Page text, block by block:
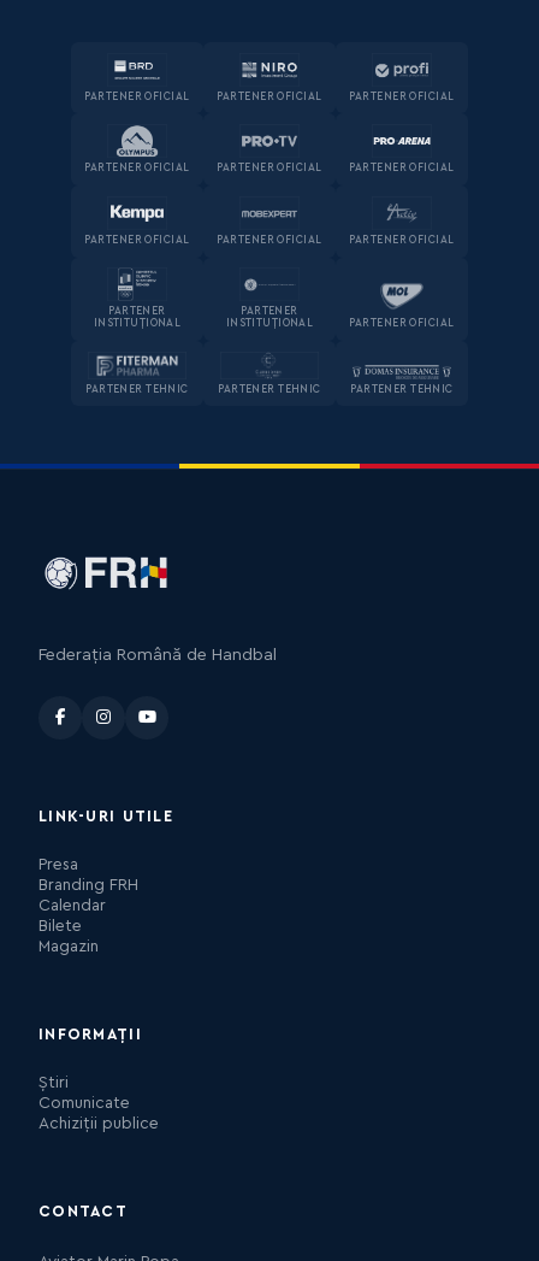
PARTENER OFICIAL PARTENER OFICIAL PARTENER OFICIAL
PARTENER OFICIAL PARTENER OFICIAL PARTENER OFICIAL
PARTENER OFICIAL PARTENER OFICIAL PARTENER OFICIAL
PARTENER
INSTITUȚIONAL
PARTENER
INSTITUȚIONAL
PARTENER OFICIAL
PARTENER TEHNIC PARTENER TEHNIC PARTENER TEHNIC
Federația Română de Handbal
LINK-URI UTILE
Presa
Branding FRH
Calendar
Bilete
Magazin
INFORMAȚII
Știri
Comunicate
Achiziții publice
CONTACT